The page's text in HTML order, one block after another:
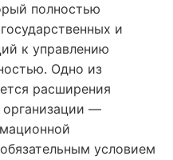
полностью
и
к управлению
Одно из
расширения
организации —
условием